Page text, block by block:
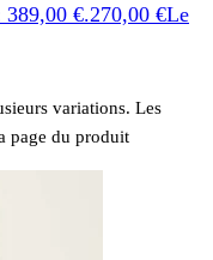
€.270,00 €Le
variations. Les
page du produit